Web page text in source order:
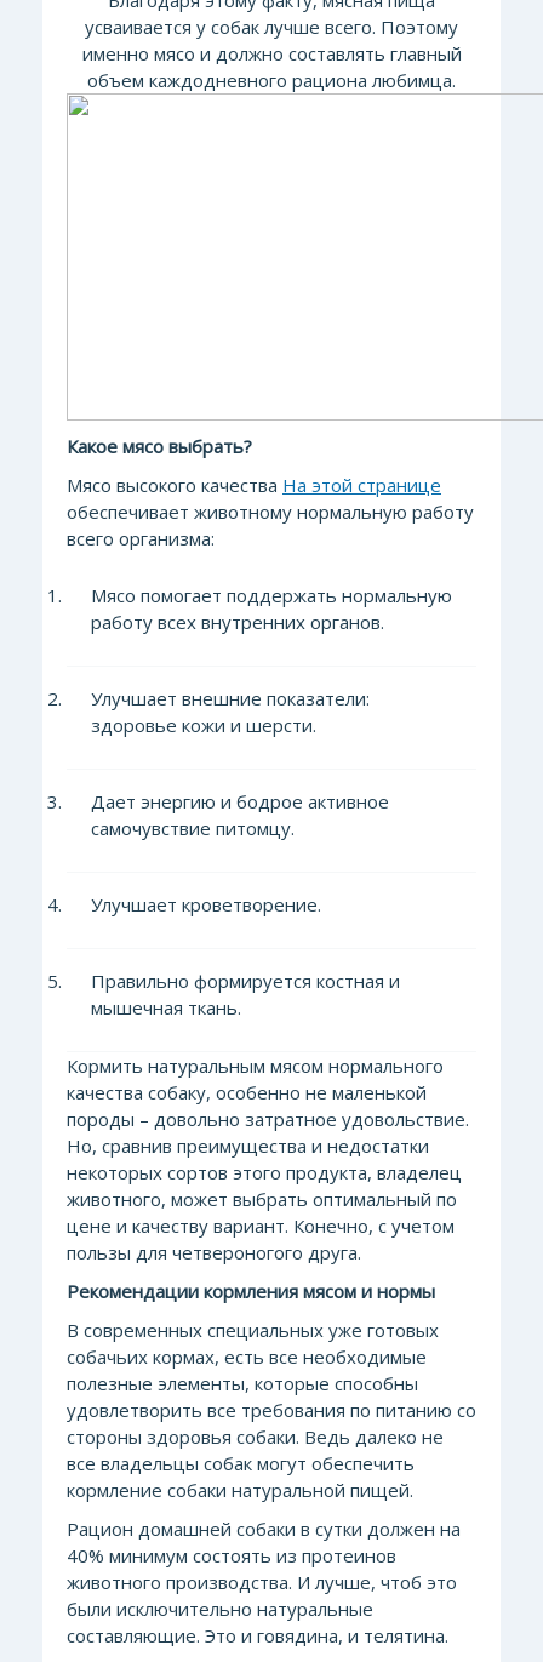
усваивается у собак лучше всего. Поэтому
именно мясо и должно составлять главный
объем каждодневного рациона любимца.
Какое мясо выбрать?
Мясо высокого качества На этой странице
обеспечивает животному нормальную работу
всего организма:
Мясо помогает поддержать нормальную
работу всех внутренних органов.
Улучшает внешние показатели:
здоровье кожи и шерсти.
Дает энергию и бодрое активное
самочувствие питомцу.
Улучшает кроветворение.
Правильно формируется костная и
мышечная ткань.
Кормить натуральным мясом нормального
качества собаку, особенно не маленькой
породы – довольно затратное удовольствие.
Но, сравнив преимущества и недостатки
некоторых сортов этого продукта, владелец
животного, может выбрать оптимальный по
цене и качеству вариант. Конечно, с учетом
пользы для четвероногого друга.
Рекомендации кормления мясом и нормы
В современных специальных уже готовых
собачьих кормах, есть все необходимые
полезные элементы, которые способны
удовлетворить все требования по питанию со
стороны здоровья собаки. Ведь далеко не
все владельцы собак могут обеспечить
кормление собаки натуральной пищей.
Рацион домашней собаки в сутки должен на
40% минимум состоять из протеинов
животного производства. И лучше, чтоб это
были исключительно натуральные
составляющие. Это и говядина, и телятина.